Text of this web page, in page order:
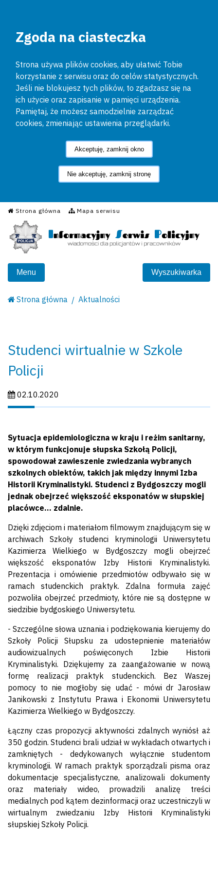
Zgoda na ciasteczka
Strona używa plików cookies, aby ułatwić Tobie
korzystanie z serwisu oraz do celów statystycznych.
Jeśli nie blokujesz tych plików, to zgadzasz się na
ich użycie oraz zapisanie w pamięci urządzenia.
Pamiętaj, że możesz samodzielnie zarządzać
cookies, zmieniając ustawienia przeglądarki.
Akceptuję, zamknij okno
Nie akceptuję, zamknij stronę
Strona główna Mapa serwisu
Informacyjny Serwis
Menu Wyszukiwarka
Strona główna Aktualności
Studenci wirtualnie w Szkole
Policji
Data publikacji:
02.10.2020
Sytuacja epidemiologiczna w kraju i reżim sanitarny,
w którym funkcjonuje słupska Szkołą Policji,
spowodował zawieszenie zwiedzania wybranych
szkolnych obiektów, takich jak między innymi Izba
Historii Kryminalistyki. Studenci z Bydgoszczy mogli
jednak obejrzeć większość eksponatów w słupskiej
placówce… zdalnie.
Dzięki zdjęciom i materiałom filmowym znajdującym się w
archiwach Szkoły studenci kryminologii Uniwersytetu
Kazimierza Wielkiego w Bydgoszczy mogli obejrzeć
większość eksponatów Izby Historii Kryminalistyki.
Prezentacja i omówienie przedmiotów odbywało się w
ramach studenckich praktyk. Zdalna formuła zajęć
pozwoliła obejrzeć przedmioty, które nie są dostępne w
siedzibie bydgoskiego Uniwersytetu.
- Szczególne słowa uznania i podziękowania kierujemy do
Szkoły Policji Słupsku za udostepnienie materiałów
audiowizualnych poświęconych Izbie Historii
Kryminalistyki. Dziękujemy za zaangażowanie w nową
formę realizacji praktyk studenckich. Bez Waszej
pomocy to nie mogłoby się udać - mówi dr Jarosław
Janikowski z Instytutu Prawa i Ekonomii Uniwersytetu
Kazimierza Wielkiego w Bydgoszczy.
Łączny czas propozycji aktywności zdalnych wyniósł aż
350 godzin. Studenci brali udział w wykładach otwartych i
zamkniętych - dedykowanych wyłącznie studentom
kryminologii. W ramach praktyk sporządzali pisma oraz
dokumentacje specjalistyczne, analizowali dokumenty
oraz materiały wideo, prowadzili analizę treści
medialnych pod kątem dezinformacji oraz uczestniczyli w
wirtualnym zwiedzaniu Izby Historii Kryminalistyki
słupskiej Szkoły Policji.